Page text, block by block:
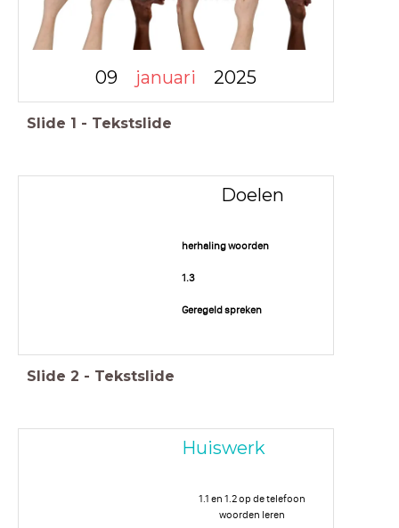
09 januari 2025
Slide 1 - Tekstslide
Doelen
herhaling woorden
1.3
Geregeld spreken
Slide 2 - Tekstslide
Huiswerk
1.1 en 1.2 op de telefoon
woorden leren